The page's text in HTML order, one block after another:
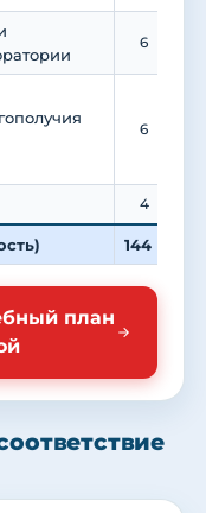
6
6
4
144
план